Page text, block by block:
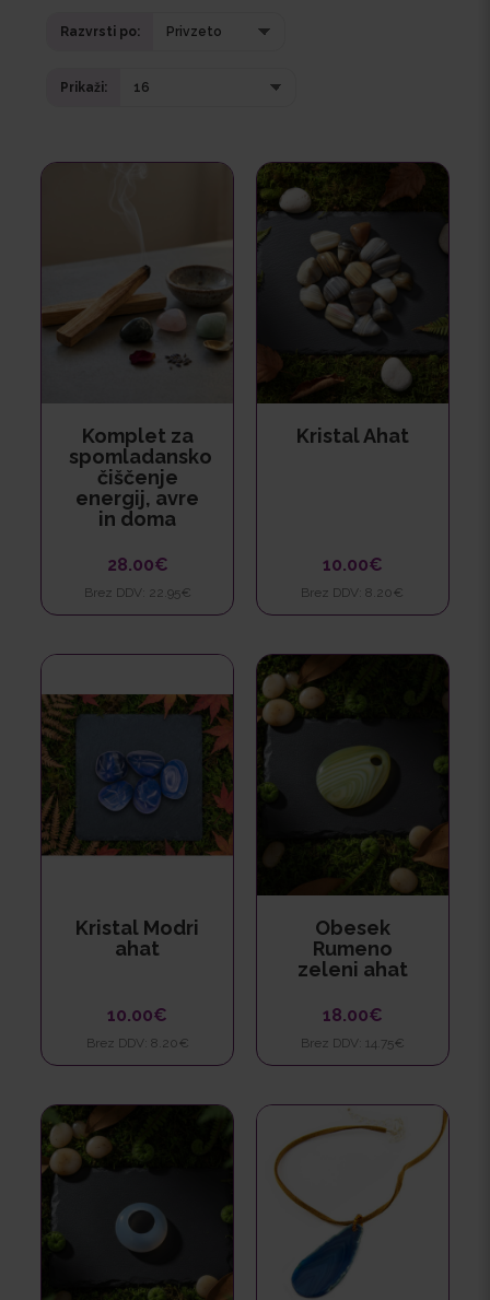
Razvrsti po:
Prikaži:
Komplet za
spomladansko
čiščenje
energij, avre
in doma
28.00€
Brez DDV: 22.95€
Kristal Ahat
10.00€
Brez DDV: 8.20€
Kristal Modri
ahat
10.00€
Brez DDV: 8.20€
Obesek
Rumeno
zeleni ahat
18.00€
Brez DDV: 14.75€